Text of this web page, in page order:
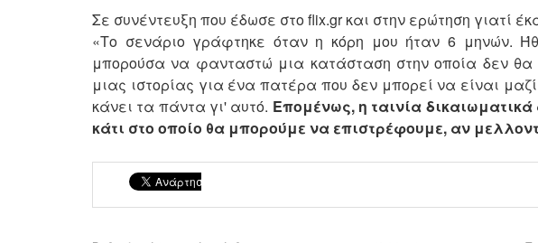
Σε συνέντευξη που έδωσε στο flix.gr και στην ερώτηση γιατί
«Το σενάριο γράφτηκε όταν η κόρη μου ήταν 6 μηνών.
μπορούσα να φανταστώ μια κατάσταση στην οποία δεν
μιας ιστορίας για ένα πατέρα που δεν μπορεί να είναι
κάνει τα πάντα γι' αυτό. Επομένως, η ταινία
κάτι στο οποίο θα μπορούμε να επιστρέφουμε, αν